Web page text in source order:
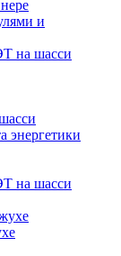
и
на шасси
энергетики
на шасси